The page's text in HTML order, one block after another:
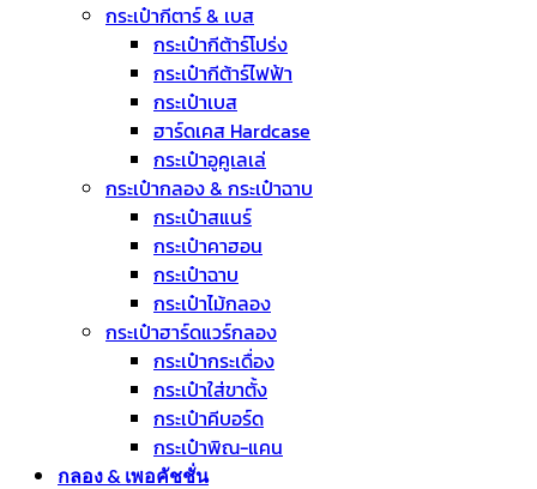
กระเป๋ากีตาร์ & เบส
กระเป๋ากีต้าร์โปร่ง
กระเป๋ากีต้าร์ไฟฟ้า
กระเป๋าเบส
ฮาร์ดเคส Hardcase
กระเป๋าอูคูเลเล่
กระเป๋ากลอง & กระเป๋าฉาบ
กระเป๋าสแนร์
กระเป๋าคาฮอน
กระเป๋าฉาบ
กระเป๋าไม้กลอง
กระเป๋าฮาร์ดแวร์กลอง
กระเป๋ากระเดื่อง
กระเป๋าใส่ขาตั้ง
กระเป๋าคีบอร์ด
กระเป๋าพิณ-แคน
กลอง & เพอคัชชั่น